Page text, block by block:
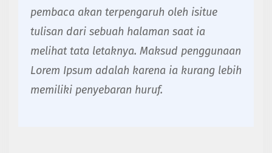
pembaca akan terpengaruh oleh isitue
tulisan dari sebuah halaman saat ia
melihat tata letaknya. Maksud penggunaan
Lorem Ipsum adalah karena ia kurang lebih
memiliki penyebaran huruf.